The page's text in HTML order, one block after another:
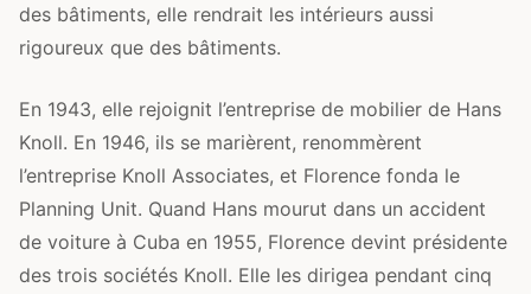
des bâtiments, elle rendrait les intérieurs aussi
rigoureux que des bâtiments.
En 1943, elle rejoignit l’entreprise de mobilier de Hans
Knoll. En 1946, ils se marièrent, renommèrent
l’entreprise Knoll Associates, et Florence fonda le
Planning Unit. Quand Hans mourut dans un accident
de voiture à Cuba en 1955, Florence devint présidente
des trois sociétés Knoll. Elle les dirigea pendant cinq